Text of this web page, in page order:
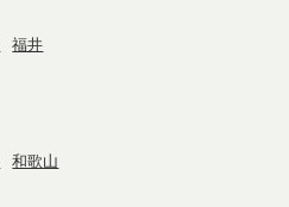
福井
和歌山